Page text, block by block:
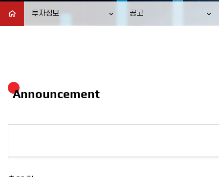
투자정보 공고
Announcement